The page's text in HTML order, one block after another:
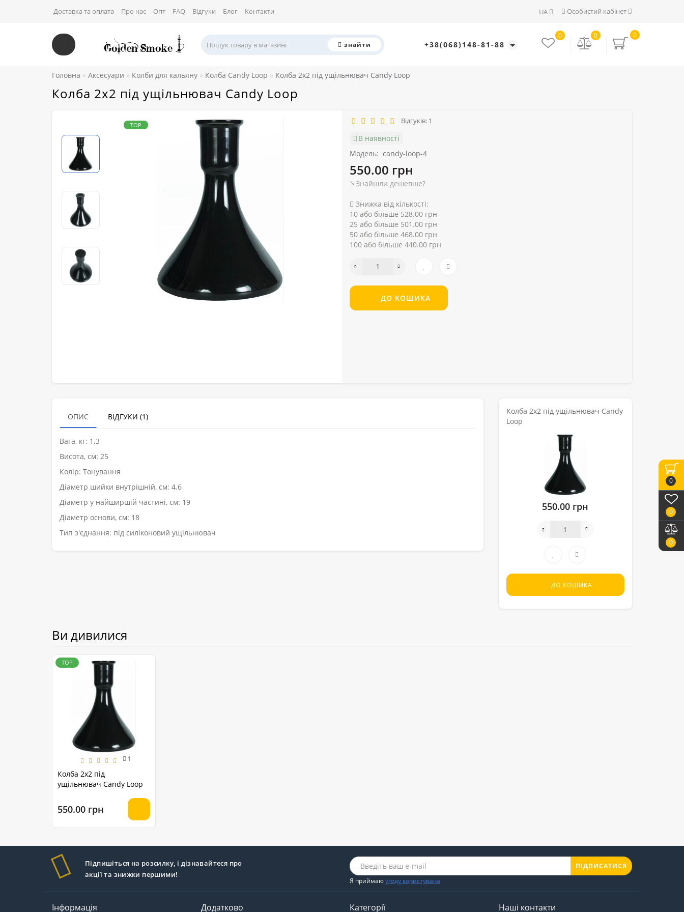
0
0
0
Особистий кабінет
UA
Доставка та оплата Про нас Опт FAQ Відгуки Блог Контакти
знайти +38(068)148-81-88
0
0
0
Головна Аксесуари Колби для кальяну Колба Candy Loop Колба 2х2 під ущільнювач Candy Loop
Колба 2х2 під ущільнювач Candy Loop
TOP Відгуків: 1
В наявності
Модель: candy-loop-4
550.00 грн
⇲Знайшли дешевше?
Знижка від кількості:
10 або більше 528.00 грн
25 або більше 501.00 грн
50 або більше 468.00 грн
100 або більше 440.00 грн
ДО КОШИКА
ОПИС ВІДГУКИ (1)
Вага, кг: 1.3
Висота, см: 25
Колір: Тонування
Діаметр шийки внутрішній, см: 4.6
Діаметр у найширшій частині, см: 19
Діаметр основи, см: 18
Тип з'єднання: під силіконовий ущільнювач
Колба 2х2 під ущільнювач Candy
Loop
550.00 грн
ДО КОШИКА
Ви дивилися
TOP
1
Колба 2х2 під
ущільнювач Candy Loop
550.00 грн
Підпишіться на розсилку, і дізнавайтеся про
акції та знижки першими!
ПІДПИСАТИСЯ
Я приймаюугоду користувача
Інформація Додатково Категорії Наші контакти